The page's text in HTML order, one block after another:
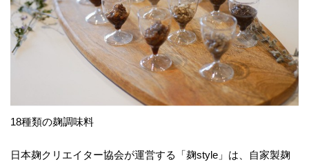
18種類の麹調味料
日本麹クリエイター協会が運営する「麹style」は、自家製麹